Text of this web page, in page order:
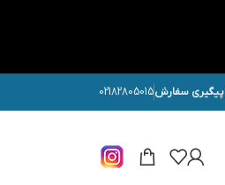
پیگیری سفارش02182805015